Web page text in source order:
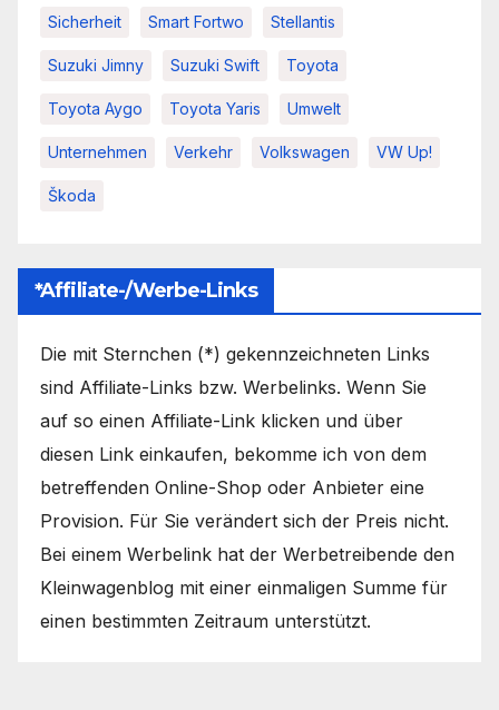
Sicherheit Smart Fortwo Stellantis
Suzuki Jimny Suzuki Swift Toyota
Toyota Aygo Toyota Yaris Umwelt
Unternehmen Verkehr Volkswagen VW Up!
Škoda
*Affiliate-/Werbe-Links
Die mit Sternchen (*) gekennzeichneten Links
sind Affiliate-Links bzw. Werbelinks. Wenn Sie
auf so einen Affiliate-Link klicken und über
diesen Link einkaufen, bekomme ich von dem
betreffenden Online-Shop oder Anbieter eine
Provision. Für Sie verändert sich der Preis nicht.
Bei einem Werbelink hat der Werbetreibende den
Kleinwagenblog mit einer einmaligen Summe für
einen bestimmten Zeitraum unterstützt.